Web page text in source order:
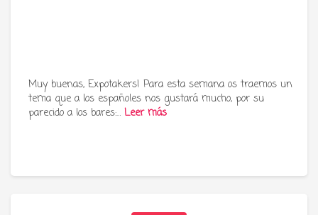
Muy buenas, Expotakers! Para esta semana os traemos un
tema que a los españoles nos gustará mucho, por su
parecido a los bares:… Leer más